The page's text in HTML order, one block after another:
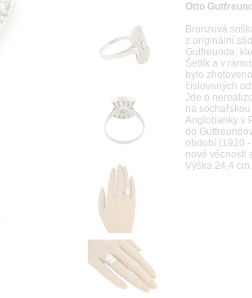
Otto
Bronzová
z originální
Gutfreunda,
Šetlík a v
bylo
číslovaných
Jde o
na
Anglobanky v
do
období (1920
nové věcnosti
Výška 24,4 cm.